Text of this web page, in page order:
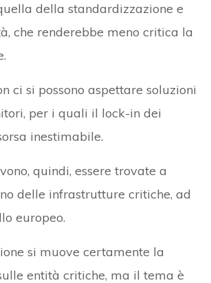
della standardizzazione e
che renderebbe meno critica la
ci si possono aspettare soluzioni
per i quali il lock-in dei
inestimabile.
quindi, essere trovate a
delle infrastrutture critiche, ad
europeo.
si muove certamente la
entità critiche, ma il tema è